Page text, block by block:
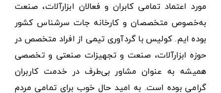
مورد اعتماد تمامی کابران و فعالان ابزارآلات، صنعت
به‌خصوص متخصصان و کارخانه جات سرشناس کشور
بوده ایم. کولیس با گردآوری تیمی از افراد متخصص در
حوزه ابزارآلات، صنعت و تجهیزات صنعتی و تخصصی
همیشه به عنوان مشاور بی‌طرف در خدمت کاربران
گرامی بوده است. به امید حال خوب برای تمامی مردم